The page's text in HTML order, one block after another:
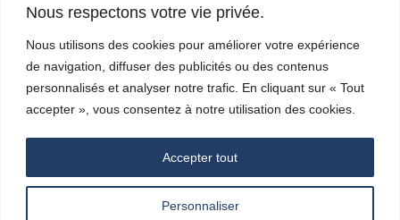
Nous respectons votre vie privée.
Nous utilisons des cookies pour améliorer votre expérience
de navigation, diffuser des publicités ou des contenus
personnalisés et analyser notre trafic. En cliquant sur « Tout
accepter », vous consentez à notre utilisation des cookies.
Personnaliser
Accepter tout
Contactez-nous
Réseaux sociaux
Carlini & Associés